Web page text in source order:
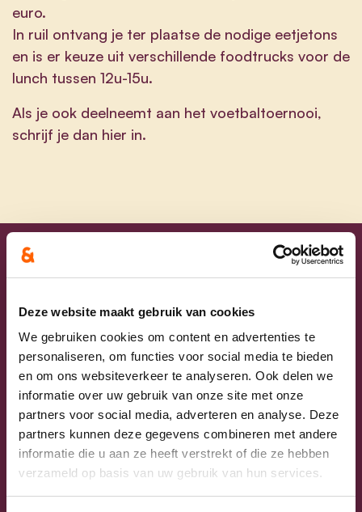
Deze website maakt gebruik van cookies
We gebruiken cookies om content en advertenties te
personaliseren, om functies voor social media te bieden
en om ons websiteverkeer te analyseren. Ook delen we
informatie over uw gebruik van onze site met onze
partners voor social media, adverteren en analyse. Deze
partners kunnen deze gegevens combineren met andere
informatie die u aan ze heeft verstrekt of die ze hebben
verzameld op basis van uw gebruik van hun services.
euro.
In ruil ontvang je ter plaatse de nodige eetjetons
en is er keuze uit verschillende foodtrucks voor de
lunch tussen 12u-15u.
Als je ook deelneemt aan het voetbaltoernooi,
schrijf je dan hier in.
Voornaam
Achternaam
E-mailadres
Telefoonnummer of gsm
Ik wil op de hoogte gebracht worden van cd&v in mijn